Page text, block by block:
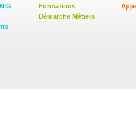
Formations
Démarche Métiers